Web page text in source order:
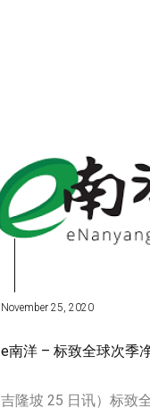
November 25, 2020
e南洋 – 标致全球次季
吉隆坡 25 日讯）标致